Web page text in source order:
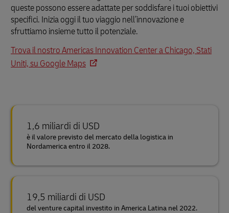
queste possono essere adattate per soddisfare i tuoi obiettivi
specifici. Inizia oggi il tuo viaggio nell’innovazione e
sfruttiamo insieme tutto il potenziale.
Trova il nostro Americas Innovation Center a Chicago, Stati
Uniti, su Google Maps
1,6 miliardi di USD
è il valore previsto del mercato della logistica in
Nordamerica entro il 2028.
19,5 miliardi di USD
del venture capital investito in America Latina nel 2022.